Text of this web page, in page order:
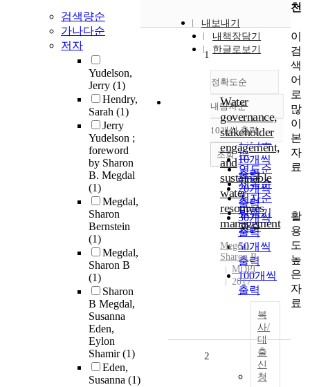
검색량순
가나다순
저자
Yudelson,
Jerry (1)
Hendry,
Sarah (1)
Jerry
Yudelson ;
foreword
by Sharon
B. Megdal
(1)
Megdal,
Sharon
Bernstein
(1)
Megdal,
Sharon B
(1)
Sharon
B Megdal,
Susanna
Eden,
Eylon
Shamir(1)
Eden,
Susanna (1)
내보내기
내책장담기
한글로보기
정확도순
정확도
순
인기도
순
연도순
제목순
저자순
발행기
관순
내림차순
내림차순
10개씩 출력
10개씩
출력
20개씩
출력
30개씩
출력
50개씩
출력
100개씩
출력
조회
1
Water
governance,
stakeholder
engagement,
and
sustainable
water
resources
management
Megdal,
Sharon B
MDPI
2017
복
사/
대
출
신
청
2
천
이
검
색
어
로
많
이
본
자
료
활
용
도
높
은
자
료